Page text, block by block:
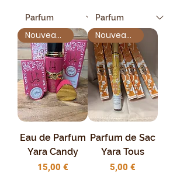
Nouveauté !
Eau de Parfum
Yara Candy
Prix
15,00 €
Nouveauté !
Parfum de Sac
Yara Tous
Prix
5,00 €